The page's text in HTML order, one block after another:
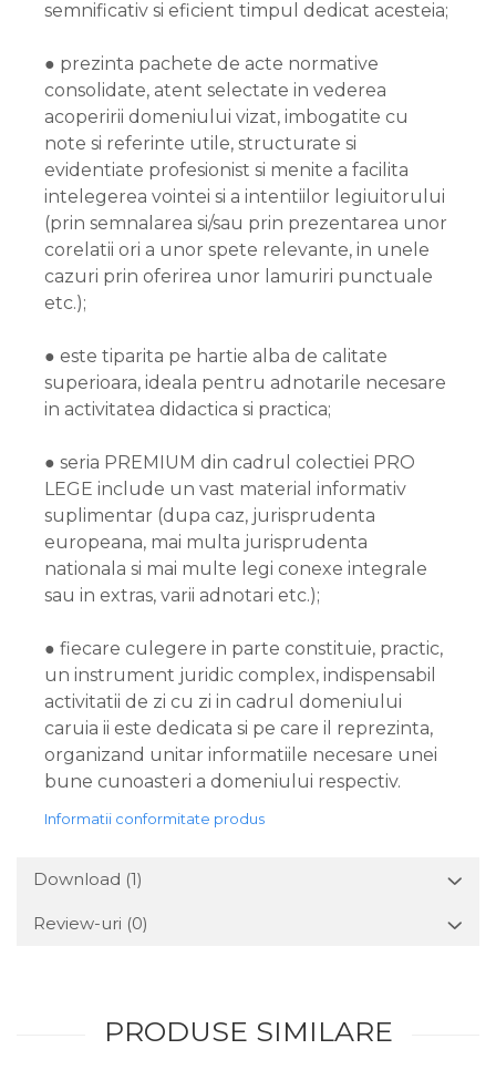
semnificativ si eficient timpul dedicat acesteia;
● prezinta pachete de acte normative
consolidate, atent selectate in vederea
acoperirii domeniului vizat, imbogatite cu
note si referinte utile, structurate si
evidentiate profesionist si menite a facilita
intelegerea vointei si a intentiilor legiuitorului
(prin semnalarea si/sau prin prezentarea unor
corelatii ori a unor spete relevante, in unele
cazuri prin oferirea unor lamuriri punctuale
etc.);
● este tiparita pe hartie alba de calitate
superioara, ideala pentru adnotarile necesare
in activitatea didactica si practica;
● seria PREMIUM din cadrul colectiei PRO
LEGE include un vast material informativ
suplimentar (dupa caz, jurisprudenta
europeana, mai multa jurisprudenta
nationala si mai multe legi conexe integrale
sau in extras, varii adnotari etc.);
● fiecare culegere in parte constituie, practic,
un instrument juridic complex, indispensabil
activitatii de zi cu zi in cadrul domeniului
caruia ii este dedicata si pe care il reprezinta,
organizand unitar informatiile necesare unei
bune cunoasteri a domeniului respectiv.
Informatii conformitate produs
Download (1)
Review-uri (0)
PRODUSE SIMILARE